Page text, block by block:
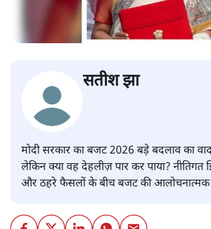
सतीश झा
मोदी सरकार का बजट 2026 बड़े बदलाव का
लेकिन क्या वह देहलीज़ पार कर पाया?
और ठहरे फैसलों के बीच बजट की आलोचनात्मक